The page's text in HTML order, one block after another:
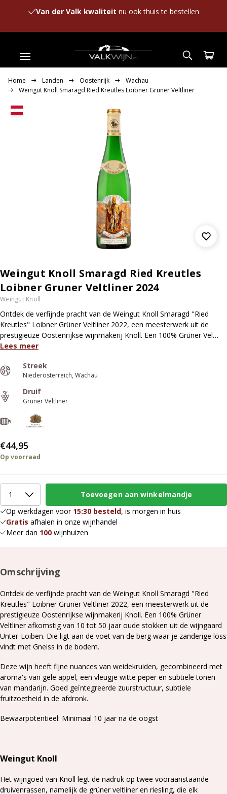
Van der Valk kwaliteit nu ook thuis te bestellen
Home Landen Oostenrijk
Wachau
Weingut Knoll Smaragd Ried Kreutles Loibner Gruner Veltliner
Weingut Knoll Smaragd Ried Kreutles
Loibner Gruner Veltliner 2024
Weingut Knoll
Ontdek de verfijnde pracht van de Weingut Knoll Smaragd "Ried
Kreutles" Loibner Grüner Veltliner 2022, een meesterwerk uit de
prestigieuze Oostenrijkse wijnmakerij Knoll. Een 100% Grüner Vel…
Lees meer
Streek
Niederösterreich Wachau
Druif
Grüner Veltliner
€44,95
Op voorraad
Op werkdagen voor 15:30 besteld, is morgen in huis
Gratis afhalen in onze wijnhandel
Meer dan 100 wijnhuizen
Omschrijving
Ontdek de verfijnde pracht van de Weingut Knoll Smaragd "Ried
Kreutles" Loibner Grüner Veltliner 2022, een meesterwerk uit de
prestigieuze Oostenrijkse wijnmakerij Knoll. Een 100% Grüner
Veltliner afkomstig van 10 tot 50 jaar oude stokken uit de wijngaard
Unter-Loiben. Die ligt aan de voet van de berg waar je zanderige löss
vindt met Gneiss in de bodem.
Deze wijn heeft fijne nuances van weidekruiden, gecombineerd met
aroma's van gele appel, een vleugje witte peper en subtiele tonen
van mandarijn. Goed geïntegreerde zuurstructuur, subtiele
fruitzoetheid in de afdronk.
Bewaarpotentieel: Minimaal 10 jaar na de oogst
Weingut Knoll
Het wijngoed van Knoll legt de nadruk op twee vooraanstaande
druivenrassen, namelijk de grüner veltliner en riesling, die elk